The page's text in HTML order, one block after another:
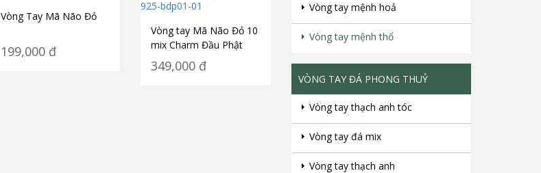
Vòng Tay Mã Não Đỏ
199,000đ
Vòng tay Mã Não Đỏ 10
mix Charm Đầu Phật
Bạc 925 BDP01
349,000 đ
Vòng tay mệnh hoả
Vòng tay mệnh thổ
VÒNG TAY ĐÁ PHONG THUỶ
Vòng tay thạch anh tóc
Vòng tay đá mix
Vòng tay thạch anh